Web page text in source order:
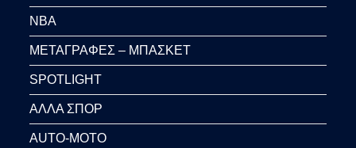
NBA
ΜΕΤΑΓΡΑΦΕΣ – ΜΠΑΣΚΕΤ
SPOTLIGHT
ΑΛΛΑ ΣΠΟΡ
AUTO-MOTO